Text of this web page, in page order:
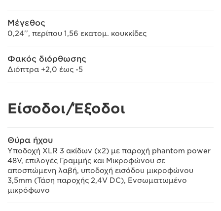
Μέγεθος
0,24'', περίπου 1,56 εκατομ. κουκκίδες
Φακός διόρθωσης
Διόπτρα +2,0 έως -5
Είσοδοι/Έξοδοι
Θύρα ήχου
Υποδοχή XLR 3 ακίδων (x2) με παροχή phantom power
48V, επιλογές Γραμμής και Μικροφώνου σε
αποσπώμενη λαβή, υποδοχή εισόδου μικροφώνου
3,5mm (Τάση παροχής 2,4V DC), Ενσωματωμένο
μικρόφωνο